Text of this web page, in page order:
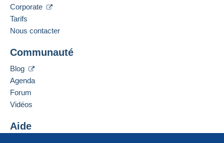
Corporate
Tarifs
Nous contacter
Communauté
Blog
Agenda
Forum
Vidéos
Aide